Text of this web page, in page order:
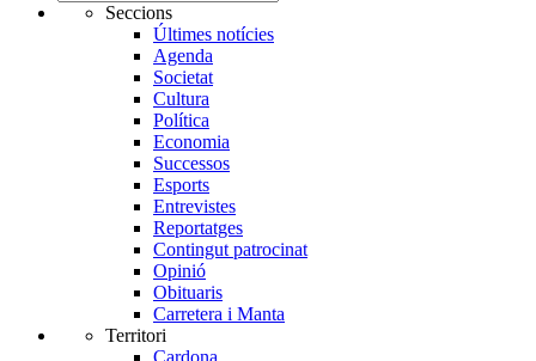
Seccions
Últimes notícies
Agenda
Societat
Cultura
Política
Economia
Successos
Esports
Entrevistes
Reportatges
Contingut patrocinat
Opinió
Obituaris
Carretera i Manta
Territori
Cardona